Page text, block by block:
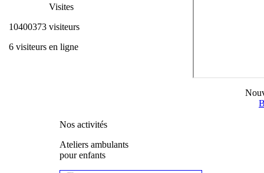
Visites
10400373 visiteurs
6 visiteurs en ligne
Nos activités
Ateliers ambulants
pour enfants